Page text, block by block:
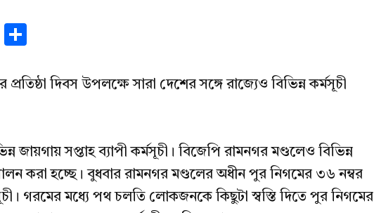
Copy
দিবস উপলক্ষে সারা দেশের সঙ্গে রাজ্যেও বিভিন্ন কর্মসূচী
জায়গায় সপ্তাহ ব্যাপী কর্মসূচী। বিজেপি রামনগর মণ্ডলেও বিভিন্ন
পালন করা হচ্ছে। বুধবার রামনগর মণ্ডলের অধীন পুর নিগমের ৩৬ নম্বর
গরমের মধ্যে পথ চলতি লোকজনকে কিছুটা স্বস্তি দিতে পুর নিগমের